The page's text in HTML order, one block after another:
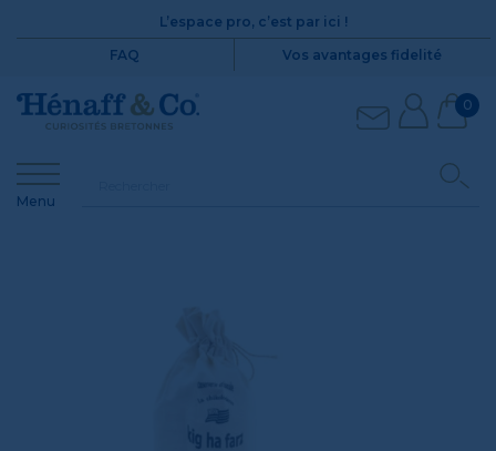
L’espace pro, c’est par ici !
FAQ
Vos avantages fidelité
0
Menu